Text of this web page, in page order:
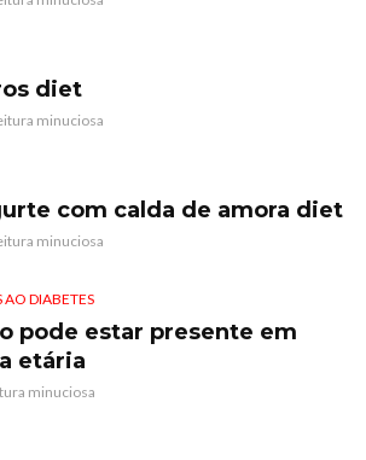
diet
minuciosa
com calda de amora diet
minuciosa
AO DIABETES
pode estar presente em
etária
minuciosa